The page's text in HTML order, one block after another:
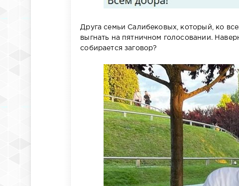
Друга семьи Салибековых, который, ко
выгнать на пятничном голосовании.
собирается заговор?